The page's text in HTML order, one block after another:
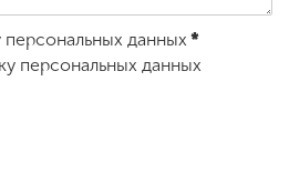
персональных данных *
персональных данных